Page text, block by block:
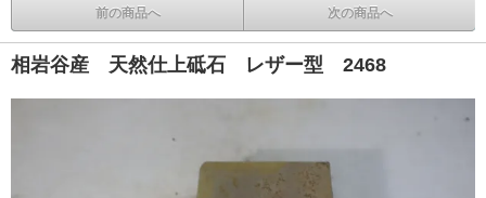
前の商品へ 次の商品へ
相岩谷産 天然仕上砥石 レザー型 2468